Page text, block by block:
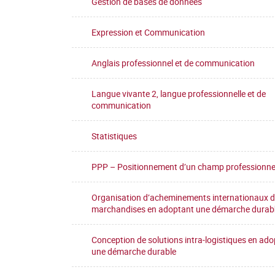
Expression et Communication
Anglais professionnel et de communication
Langue vivante 2, langue professionnelle et de
communication
Statistiques
PPP – Positionnement d’un champ
Organisation d’acheminements internationaux
marchandises en adoptant une démarche
Conception de solutions intra-logistiques en
une démarche durable